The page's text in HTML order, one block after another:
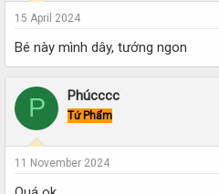
15 April 2024
Bé này mình dây, tướng ngon
P Phúcccc
Tứ Phẩm
11 November 2024